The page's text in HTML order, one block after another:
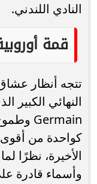
النادي اللندني.
قمة
تتجه أنظار
كواحدة من أقوى
الأخيرة، نظرًا
وأسماء قادرة